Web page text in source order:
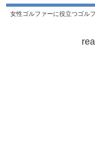
女性ゴルファーに役立つゴル